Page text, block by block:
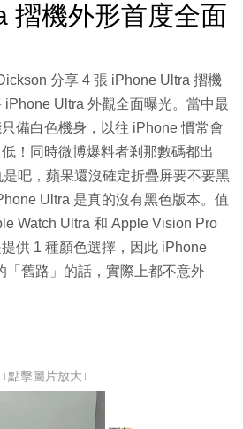
摺機外形首度全面
分享 4 張 iPhone Ultra 摺機
Ultra 外觀全面曝光。當中最
備白色機身，以往 iPhone 慣常會
！同時微博爆料者剎那數碼都出
吧，蘋果還沒確定折疊屏要不要黑
Ultra 是真的沒有黑色版本。值
Watch Ultra 和 Apple Vision Pro
供 1 種顏色選擇，因此 iPhone
「舊路」的話，實際上都不意外
↓點擊圖片放大↓